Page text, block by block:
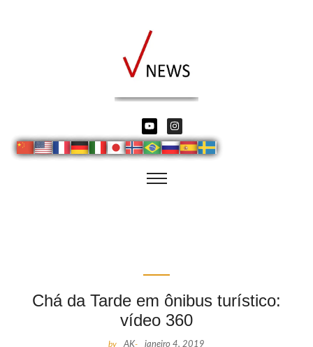
Chá da Tarde em ônibus turístico:
vídeo 360
by AK- janeiro 4, 2019